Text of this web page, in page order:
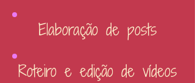
Elaboração de posts
Roteiro e edição de vídeos